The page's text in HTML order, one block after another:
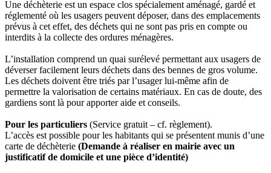
Une déchèterie est un espace clos spécialement aménagé, gardé et
réglementé où les usagers peuvent déposer, dans des emplacements
prévus à cet effet, des déchets qui ne sont pas pris en compte ou
interdits à la collecte des ordures ménagères.
L’installation comprend un quai surélevé permettant aux usagers de
déverser facilement leurs déchets dans des bennes de gros volume.
Les déchets doivent être triés par l’usager lui-même afin de
permettre la valorisation de certains matériaux. En cas de doute, des
gardiens sont là pour apporter aide et conseils.
Pour les particuliers (Service gratuit – cf. règlement).
L’accès est possible pour les habitants qui se présentent munis d’une
carte de déchèterie (Demande à réaliser en mairie avec un
justificatif de domicile et une pièce d’identité)